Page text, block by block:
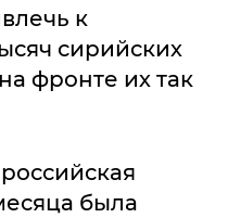
к
сирийских
фронте их так
была